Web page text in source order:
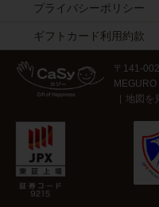
プライバシーポリシー
ギフトカード利用約款
〒141-
［ 地図を